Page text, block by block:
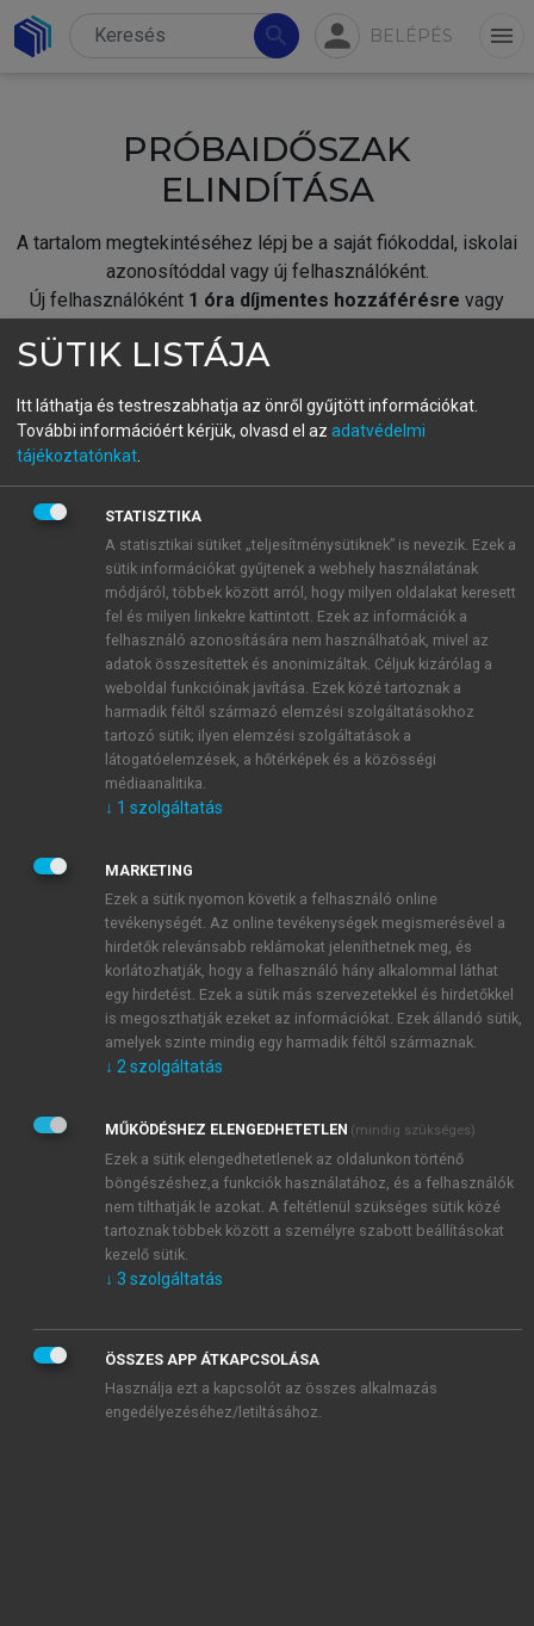
search person BELÉPÉS menu
PRÓBAIDŐSZAK
ELINDÍTÁSA
A tartalom megtekintéséhez lépj be a saját fiókoddal, iskolai
azonosítóddal vagy új felhasználóként.
Új felhasználóként 1 óra díjmentes hozzáférésre vagy
fiókoddal,vagy hozz létre új fiókot.
A regisztráció után apróbaidőszakautomatikusan
BELÉPÉS SAJÁT FIÓKKAL
ÚJ FIÓK LÉTREHOZÁSA
1 óra díjmentes hozzáférés
E-MAIL-CÍM
JELSZÓ
JELSZÓ ÚJRA
Kérek értesítést a MeRSZ újdonságairól, akcióiról.
Kérek értesítést az Akadémiai Kiadó Zrt. újdonságairól,
Adatkezelési tájékoztatóbanfoglaltakat tudomásul
veszem és elfogadom.
Általános vásárlási feltételeket, valamint a szotar.netés a
mersz.huoldalak licencszerződéseiben foglaltakat
tudomásul veszem és elfogadom.
KIPRÓBÁLOM
SÜTIK LISTÁJA
Itt láthatja és testreszabhatja az önről gyűjtött információkat.
További információért kérjük, olvasd el az adatvédelmi
tájékoztatónkat
STATISZTIKA
A statisztikai sütiket „teljesítménysütiknek” is nevezik. Ezek a
sütik információkat gyűjtenek a webhely használatának
módjáról, többek között arról, hogy milyen oldalakat keresett
fel és milyen linkekre kattintott. Ezek az információk a
felhasználó azonosítására nem használhatóak, mivel az
adatok összesítettek és anonimizáltak. Céljuk kizárólag a
weboldal funkcióinak javítása. Ezek közé tartoznak a
harmadik féltől származó elemzési szolgáltatásokhoz
tartozó sütik; ilyen elemzési szolgáltatások a
látogatóelemzések, a hőtérképek és a közösségi
médiaanalitika.
↓ 1 szolgáltatás
MARKETING
Ezek a sütik nyomon követik a felhasználó online
tevékenységét. Az online tevékenységek megismerésével a
hirdetők relevánsabb reklámokat jeleníthetnek meg, és
korlátozhatják, hogy a felhasználó hány alkalommal láthat
egy hirdetést. Ezek a sütik más szervezetekkel és hirdetőkkel
is megoszthatják ezeket az információkat. Ezek állandó sütik,
amelyek szinte mindig egy harmadik féltől származnak.
↓ 2 szolgáltatás
MŰKÖDÉSHEZ ELENGEDHETETLEN (mindig szükséges)
Ezek a sütik elengedhetetlenek az oldalunkon történő
böngészéshez,a funkciók használatához, és a felhasználók
nem tilthatják le azokat. A feltétlenül szükséges sütik közé
tartoznak többek között a személyre szabott beállításokat
kezelő sütik.
↓ 3 szolgáltatás
ÖSSZES APP ÁTKAPCSOLÁSA
Használja ezt a kapcsolót az összes alkalmazás
engedélyezéséhez/letiltásához.